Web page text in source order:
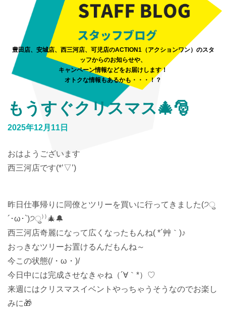
豊田店、安城店、西三河店、可児店のACTION1（アクションワン）のスタ
ッフからのお知らせや、
キャンペーン情報などをお届けします！
オトクな情報もあるかも・・・！？
もうすぐクリスマス🎄🎅
2025年12月11日
おはようございます
西三河店です(*’▽’)
昨日仕事帰りに同僚とツリーを買いに行ってきました(੭ु
´･ω･`)੭ु⁾⁾🎄🔔
西三河店奇麗になって広くなったもんね( *´艸｀)♪
おっきなツリーお置けるんだもんね～
今この状態(/・ω・)/
今日中には完成させなきゃね（´∀｀*）♡
来週にはクリスマスイベントやっちゃうそうなのでお楽し
みに🎁